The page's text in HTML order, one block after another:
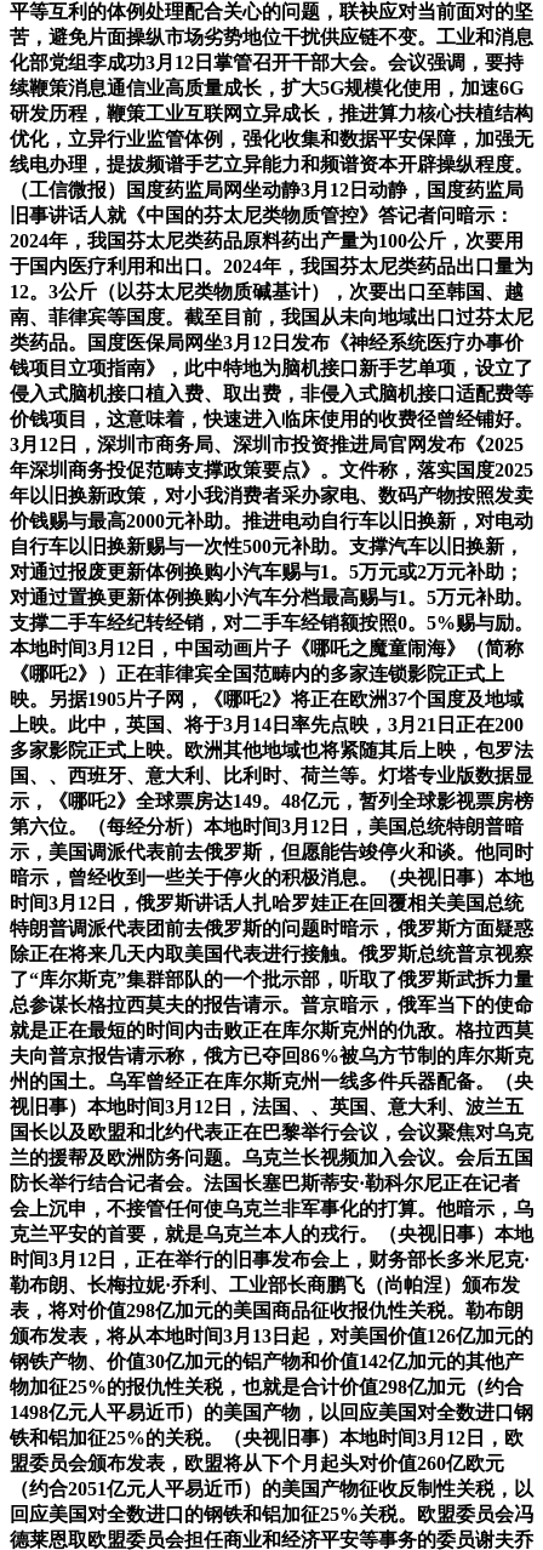
平等互利的体例处理配合关心的问题，联袂应对当前面对的坚
苦，避免片面操纵市场劣势地位干扰供应链不变。工业和消息
化部党组李成功3月12日掌管召开干部大会。会议强调，要持
续鞭策消息通信业高质量成长，扩大5G规模化使用，加速6G
研发历程，鞭策工业互联网立异成长，推进算力核心扶植结构
优化，立异行业监管体例，强化收集和数据平安保障，加强无
线电办理，提拔频谱手艺立异能力和频谱资本开辟操纵程度。
（工信微报）国度药监局网坐动静3月12日动静，国度药监局
旧事讲话人就《中国的芬太尼类物质管控》答记者问暗示：
2024年，我国芬太尼类药品原料药出产量为100公斤，次要用
于国内医疗利用和出口。2024年，我国芬太尼类药品出口量为
12。3公斤（以芬太尼类物质碱基计），次要出口至韩国、越
南、菲律宾等国度。截至目前，我国从未向地域出口过芬太尼
类药品。国度医保局网坐3月12日发布《神经系统医疗办事价
钱项目立项指南》，此中特地为脑机接口新手艺单项，设立了
侵入式脑机接口植入费、取出费，非侵入式脑机接口适配费等
价钱项目，这意味着，快速进入临床使用的收费径曾经铺好。
3月12日，深圳市商务局、深圳市投资推进局官网发布《2025
年深圳商务投促范畴支撑政策要点》。文件称，落实国度2025
年以旧换新政策，对小我消费者采办家电、数码产物按照发卖
价钱赐与最高2000元补助。推进电动自行车以旧换新，对电动
自行车以旧换新赐与一次性500元补助。支撑汽车以旧换新，
对通过报废更新体例换购小汽车赐与1。5万元或2万元补助；
对通过置换更新体例换购小汽车分档最高赐与1。5万元补助。
支撑二手车经纪转经销，对二手车经销额按照0。5%赐与励。
本地时间3月12日，中国动画片子《哪吒之魔童闹海》（简称
《哪吒2》）正在菲律宾全国范畴内的多家连锁影院正式上
映。另据1905片子网，《哪吒2》将正在欧洲37个国度及地域
上映。此中，英国、将于3月14日率先点映，3月21日正在200
多家影院正式上映。欧洲其他地域也将紧随其后上映，包罗法
国、、西班牙、意大利、比利时、荷兰等。灯塔专业版数据显
示，《哪吒2》全球票房达149。48亿元，暂列全球影视票房榜
第六位。（每经分析）本地时间3月12日，美国总统特朗普暗
示，美国调派代表前去俄罗斯，但愿能告竣停火和谈。他同时
暗示，曾经收到一些关于停火的积极消息。（央视旧事）本地
时间3月12日，俄罗斯讲话人扎哈罗娃正在回覆相关美国总统
特朗普调派代表团前去俄罗斯的问题时暗示，俄罗斯方面疑惑
除正在将来几天内取美国代表进行接触。俄罗斯总统普京视察
了“库尔斯克”集群部队的一个批示部，听取了俄罗斯武拆力量
总参谋长格拉西莫夫的报告请示。普京暗示，俄军当下的使命
就是正在最短的时间内击败正在库尔斯克州的仇敌。格拉西莫
夫向普京报告请示称，俄方已夺回86%被乌方节制的库尔斯克
州的国土。乌军曾经正在库尔斯克州一线多件兵器配备。（央
视旧事）本地时间3月12日，法国、、英国、意大利、波兰五
国长以及欧盟和北约代表正在巴黎举行会议，会议聚焦对乌克
兰的援帮及欧洲防务问题。乌克兰长视频加入会议。会后五国
防长举行结合记者会。法国长塞巴斯蒂安·勒科尔尼正在记者
会上沉申，不接管任何使乌克兰非军事化的打算。他暗示，乌
克兰平安的首要，就是乌克兰本人的戎行。（央视旧事）本地
时间3月12日，正在举行的旧事发布会上，财务部长多米尼克·
勒布朗、长梅拉妮·乔利、工业部长商鹏飞（尚帕涅）颁布发
表，将对价值298亿加元的美国商品征收报仇性关税。勒布朗
颁布发表，将从本地时间3月13日起，对美国价值126亿加元的
钢铁产物、价值30亿加元的铝产物和价值142亿加元的其他产
物加征25%的报仇性关税，也就是合计价值298亿加元（约合
1498亿元人平易近币）的美国产物，以回应美国对全数进口钢
铁和铝加征25%的关税。（央视旧事）本地时间3月12日，欧
盟委员会颁布发表，欧盟将从下个月起头对价值260亿欧元
（约合2051亿元人平易近币）的美国产物征收反制性关税，以
回应美国对全数进口的钢铁和铝加征25%关税。欧盟委员会冯
德莱恩取欧盟委员会担任商业和经济平安等事务的委员谢夫乔